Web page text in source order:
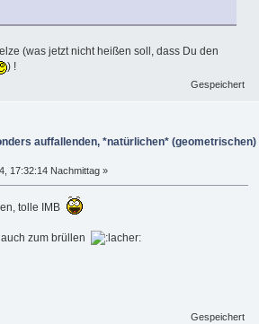
(was jetzt nicht heißen soll, dass Du den
) !
Gespeichert
auffallenden, *natürlichen* (geometrischen)
17:32:14 Nachmittag »
tolle IMB
zum brüllen
Gespeichert